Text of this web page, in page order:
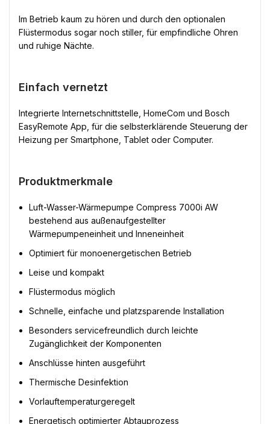
Im Betrieb kaum zu hören und durch den optionalen
Flüstermodus sogar noch stiller, für empfindliche Ohren
und ruhige Nächte.
Einfach vernetzt
Integrierte Internetschnittstelle, HomeCom und Bosch
EasyRemote App, für die selbsterklärende Steuerung der
Heizung per Smartphone, Tablet oder Computer.
Produktmerkmale
Luft-Wasser-Wärmepumpe Compress 7000i AW
bestehend aus außenaufgestellter
Wärmepumpeneinheit und Inneneinheit
Optimiert für monoenergetischen Betrieb
Leise und kompakt
Flüstermodus möglich
Schnelle, einfache und platzsparende Installation
Besonders servicefreundlich durch leichte
Zugänglichkeit der Komponenten
Anschlüsse hinten ausgeführt
Thermische Desinfektion
Vorlauftemperaturgeregelt
Energetisch optimierter Abtauprozess